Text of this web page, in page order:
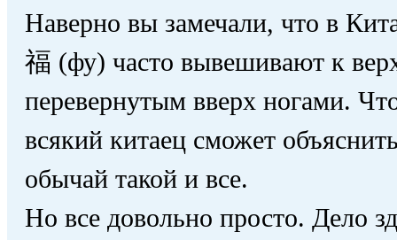
Наверно вы замечали, что в
福 (фу) часто вывешивают к
перевернутым вверх ногами.
всякий китаец сможет
обычай такой и все.
Но все довольно просто. Дело